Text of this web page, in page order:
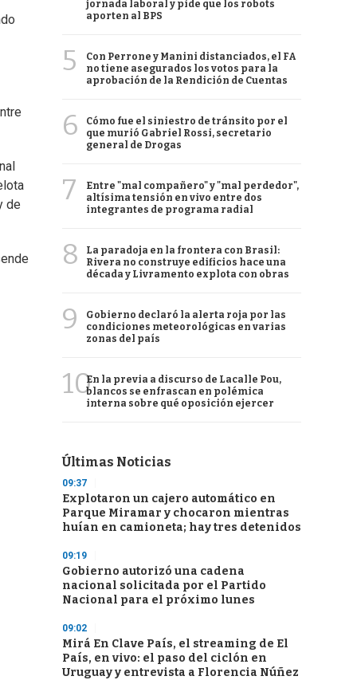
de
jornada laboral y pide que los robots
aporten al BPS
5
Con Perrone y Manini distanciados, el FA
no tiene asegurados los votos para la
aprobación de la Rendición de Cuentas
6
Cómo fue el siniestro de tránsito por el
que murió Gabriel Rossi, secretario
general de Drogas
7
Entre "mal compañero" y "mal perdedor",
altísima tensión en vivo entre dos
integrantes de programa radial
8
La paradoja en la frontera con Brasil:
Rivera no construye edificios hace una
década y Livramento explota con obras
9
Gobierno declaró la alerta roja por las
condiciones meteorológicas en varias
zonas del país
10En la previa a discurso de Lacalle Pou,
blancos se enfrascan en polémica
interna sobre qué oposición ejercer
Últimas Noticias
09:37
Explotaron un cajero automático en
Parque Miramar y chocaron mientras
huían en camioneta; hay tres detenidos
09:19
Gobierno autorizó una cadena
nacional solicitada por el Partido
Nacional para el próximo lunes
09:02
Mirá En Clave País, el streaming de El
País, en vivo: el paso del ciclón en
Uruguay y entrevista a Florencia Núñez